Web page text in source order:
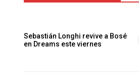
Sebastián Longhi revive a Bosé
en Dreams este viernes